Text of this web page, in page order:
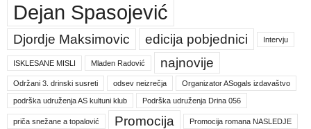
Dejan Spasojević
Djordje Maksimovic edicija pobjednici Intervju
ISKLESANE MISLI Mladen Radović najnovije
Održani 3. drinski susreti odsev neizrečja Organizator ASogals izdavaštvo
podrška udruženja AS kultuni klub Podrška udruženja Drina 056
priča snežane a topalović Promocija Promocija romana NASLEDJE